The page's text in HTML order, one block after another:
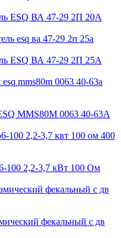
ESQ ВА 47-29 2П 20А
ESQ ВА 47-29 2П 25А
MMS80M 0063 40-63А
100 2,2-3,7 кВт 100 Ом
фекальный с дв